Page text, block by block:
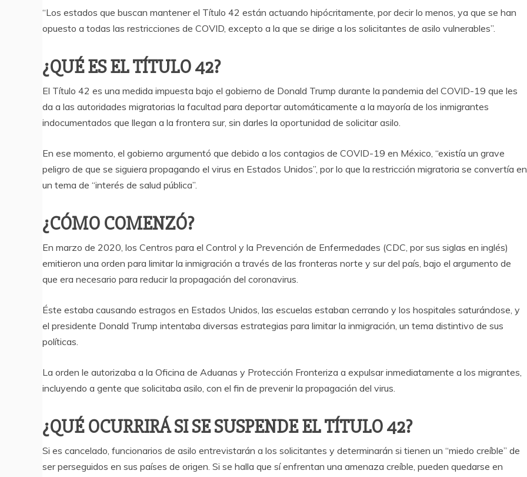
“Los estados que buscan mantener el Título 42 están actuando hipócritamente, por decir lo menos, ya que se han
opuesto a todas las restricciones de COVID, excepto a la que se dirige a los solicitantes de asilo vulnerables”.
¿QUÉ ES EL TÍTULO 42?
El Título 42 es una medida impuesta bajo el gobierno de Donald Trump durante la pandemia del COVID-19 que les
da a las autoridades migratorias la facultad para deportar automáticamente a la mayoría de los inmigrantes
indocumentados que llegan a la frontera sur, sin darles la oportunidad de solicitar asilo.
En ese momento, el gobierno argumentó que debido a los contagios de COVID-19 en México, “existía un grave
peligro de que se siguiera propagando el virus en Estados Unidos”, por lo que la restricción migratoria se convertía en
un tema de “interés de salud pública”.
¿CÓMO COMENZÓ?
En marzo de 2020, los Centros para el Control y la Prevención de Enfermedades (CDC, por sus siglas en inglés)
emitieron una orden para limitar la inmigración a través de las fronteras norte y sur del país, bajo el argumento de
que era necesario para reducir la propagación del coronavirus.
Éste estaba causando estragos en Estados Unidos, las escuelas estaban cerrando y los hospitales saturándose, y
el presidente Donald Trump intentaba diversas estrategias para limitar la inmigración, un tema distintivo de sus
políticas.
La orden le autorizaba a la Oficina de Aduanas y Protección Fronteriza a expulsar inmediatamente a los migrantes,
incluyendo a gente que solicitaba asilo, con el fin de prevenir la propagación del virus.
¿QUÉ OCURRIRÁ SI SE SUSPENDE EL TÍTULO 42?
Si es cancelado, funcionarios de asilo entrevistarán a los solicitantes y determinarán si tienen un “miedo creíble” de
ser perseguidos en sus países de origen. Si se halla que sí enfrentan una amenaza creíble, pueden quedarse en